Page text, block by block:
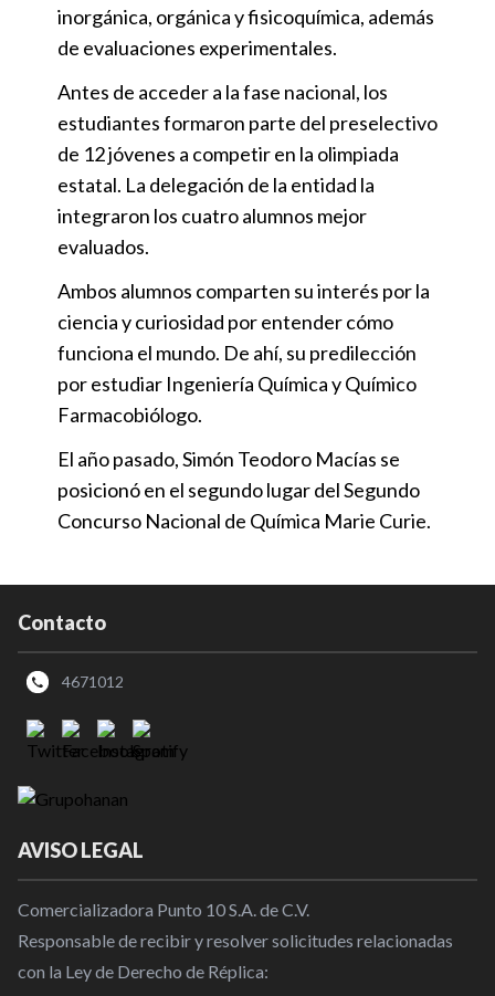
inorgánica, orgánica y fisicoquímica, además
de evaluaciones experimentales.
Antes de acceder a la fase nacional, los
estudiantes formaron parte del preselectivo
de 12 jóvenes a competir en la olimpiada
estatal. La delegación de la entidad la
integraron los cuatro alumnos mejor
evaluados.
Ambos alumnos comparten su interés por la
ciencia y curiosidad por entender cómo
funciona el mundo. De ahí, su predilección
por estudiar Ingeniería Química y Químico
Farmacobiólogo.
El año pasado, Simón Teodoro Macías se
posicionó en el segundo lugar del Segundo
Concurso Nacional de Química Marie Curie.
Contacto
4671012
AVISO LEGAL
Comercializadora Punto 10 S.A. de C.V.
Responsable de recibir y resolver solicitudes relacionadas
con la Ley de Derecho de Réplica: